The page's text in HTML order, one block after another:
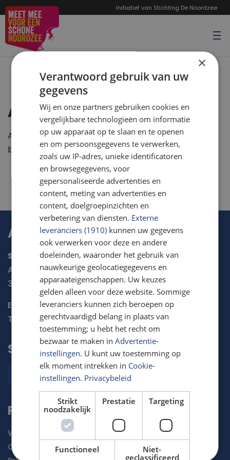
Initiatief van Stichting De Noordzee
Aanmelden gelukt
Aanmelding is gelukt. Je hebt per mail een
bevestiging gekregen.
Adres & Contact
Stichting De Noordzee
Arthur van Schendelstraat 600
3511 MJ Utrecht
E-mail:
meetmee@noordzee.nl
Tel:
030 234 0016
Sociale media
Privacy
Wijzig jouw cookievoorkeuren
Cookieverklaring
×
Verantwoord gebruik van uw
gegevens
Wij en onze partners gebruiken cookies en
vergelijkbare technologieën om informatie
op uw apparaat op te slaan en te openen
en om persoonsgegevens te verwerken,
zoals uw IP-adres, unieke identificatoren
en browsegegevens, voor
gepersonaliseerde advertenties en
content, meting van advertenties en
content, doelgroepinzichten en
verbetering van diensten. Externe
leveranciers (1910) kunnen uw gegevens
ook verwerken voor deze en andere
doeleinden, waaronder het gebruik van
nauwkeurige geolocatiegegevens en
apparaateigenschappen. Uw keuzes
gelden alleen voor deze website. Sommige
leveranciers kunnen zich beroepen op
gerechtvaardigd belang in plaats van
toestemming; u hebt het recht om
bezwaar te maken inAdvertentie-
instellingen. U kunt uw toestemming op
elk moment intrekken in Cookie-
instellingen. Privacybeleid
Strikt
noodzakelijk
Prestatie Targeting
Functioneel
Niet-
geclassificeerd